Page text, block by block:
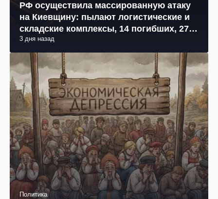
РФ осуществила массированную атаку
на Киевщину: пылают логистические и
складские комплексы, 14 погибших, 27
раненых (фото, видео)
3 дня назад
Политика